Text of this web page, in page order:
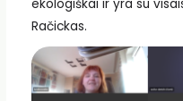
ekologiškai ir yra su
Račickas.